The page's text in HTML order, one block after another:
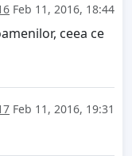
Feb 11, 2016, 18:44
ceea ce
Feb 11, 2016, 19:31